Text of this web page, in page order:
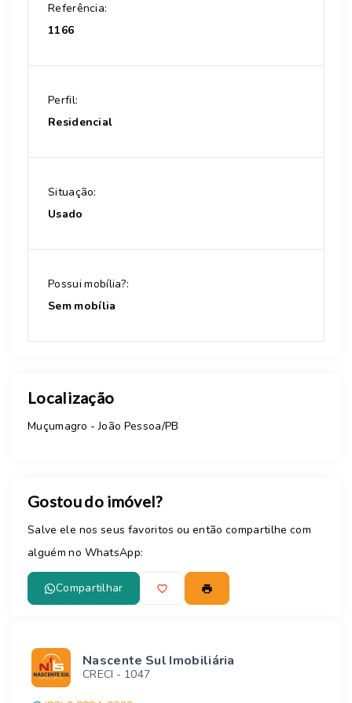
Referência:
1166
Perfil:
Residencial
Situação:
Usado
Possui mobília?:
Sem mobília
Localização
Muçumagro - João Pessoa/PB
Gostou do imóvel?
Salve ele nos seus favoritos ou então compartilhe com
alguém no WhatsApp:
Compartilhar
Nascente Sul Imobiliária
CRECI - 1047